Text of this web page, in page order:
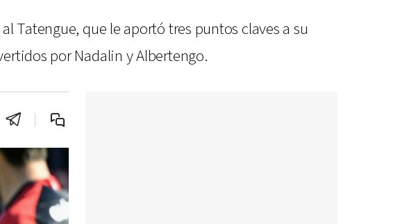
Tatengue, que le aportó tres puntos claves a su
por Nadalin y Albertengo.